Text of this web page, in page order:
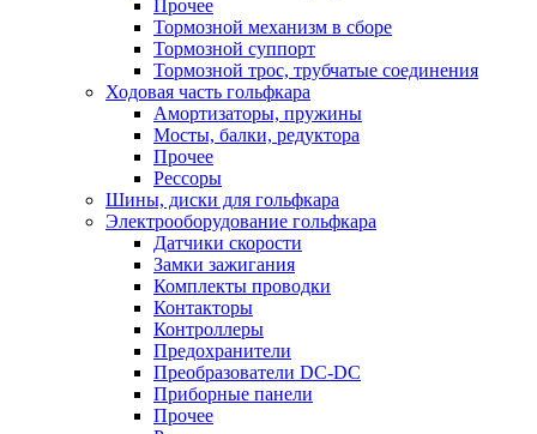
Прочее
Тормозной механизм в сборе
Тормозной суппорт
Тормозной трос, трубчатые соединения
Ходовая часть гольфкара
Амортизаторы, пружины
Мосты, балки, редуктора
Прочее
Рессоры
Шины, диски для гольфкара
Электрооборудование гольфкара
Датчики скорости
Замки зажигания
Комплекты проводки
Контакторы
Контроллеры
Предохранители
Преобразователи DC-DC
Приборные панели
Прочее